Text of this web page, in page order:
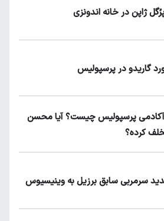
ژاپن در خانه اندونزی
گاریدو در پرسپولیس
پرسپولیس چیست؟ آیا محسن
کرده؟
سرمربی سابق برزیل به وینیسیوس